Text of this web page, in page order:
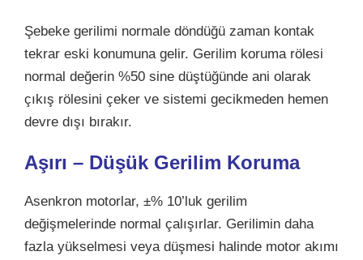
Şebeke gerilimi normale döndüğü zaman kontak
tekrar eski konumuna gelir. Gerilim koruma rölesi
normal değerin %50 sine düştüğünde ani olarak
çıkış rölesini çeker ve sistemi gecikmeden hemen
devre dışı bırakır.
Aşırı – Düşük Gerilim Koruma
Asenkron motorlar, ±% 10’luk gerilim
değişmelerinde normal çalışırlar. Gerilimin daha
fazla yükselmesi veya düşmesi halinde motor akımı